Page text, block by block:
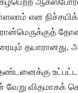
என
விதமாகக்